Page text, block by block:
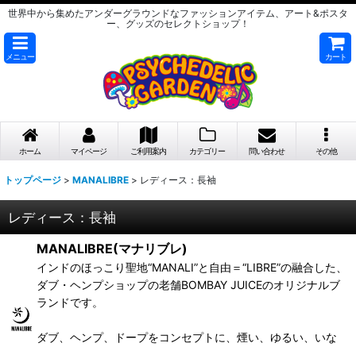
世界中から集めたアンダーグラウンドなファッションアイテム、アート&ポスタ
ー、グッズのセレクトショップ！
メニュー カート
ホーム マイページ ご利用案内 カテゴリー 問い合わせ その他
トップページ > MANALIBRE > レディース：長袖
レディース：長袖
MANALIBRE(マナリブレ)
インドのほっこり聖地“MANALI”と自由＝“LIBRE”の融合した、
ダブ・ヘンプショップの老舗BOMBAY JUICEのオリジナルブ
ランドです。
ダブ、ヘンプ、ドープをコンセプトに、煙い、ゆるい、いな